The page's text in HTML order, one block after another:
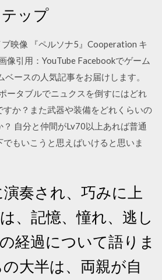
ップ
映像 『ペルソナ5』Cooperation キ
像引用：YouTube Facebookでゲーム
ースの人気記事をお届けします。
タブルでニュクスを倒すにはどれ
すか？また武器や装備をどれくらいの
自分と仲間がLv70以上あれば普通
もいこうと思えばいけると思いま
奏され、巧みに上
、記憶、憧れ、逃し
経過について語りま
大半は、両親が自